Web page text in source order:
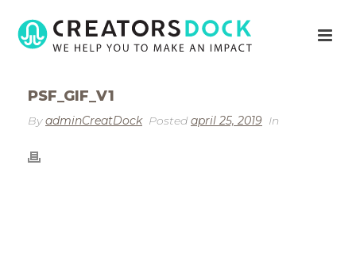
PSF_GIF_V1
ByadminCreatDock Posted april 25, 2019 In